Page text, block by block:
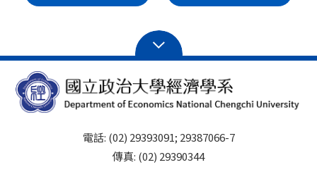
電話: (02) 29393091; 29387066-7
傳真: (02) 29390344